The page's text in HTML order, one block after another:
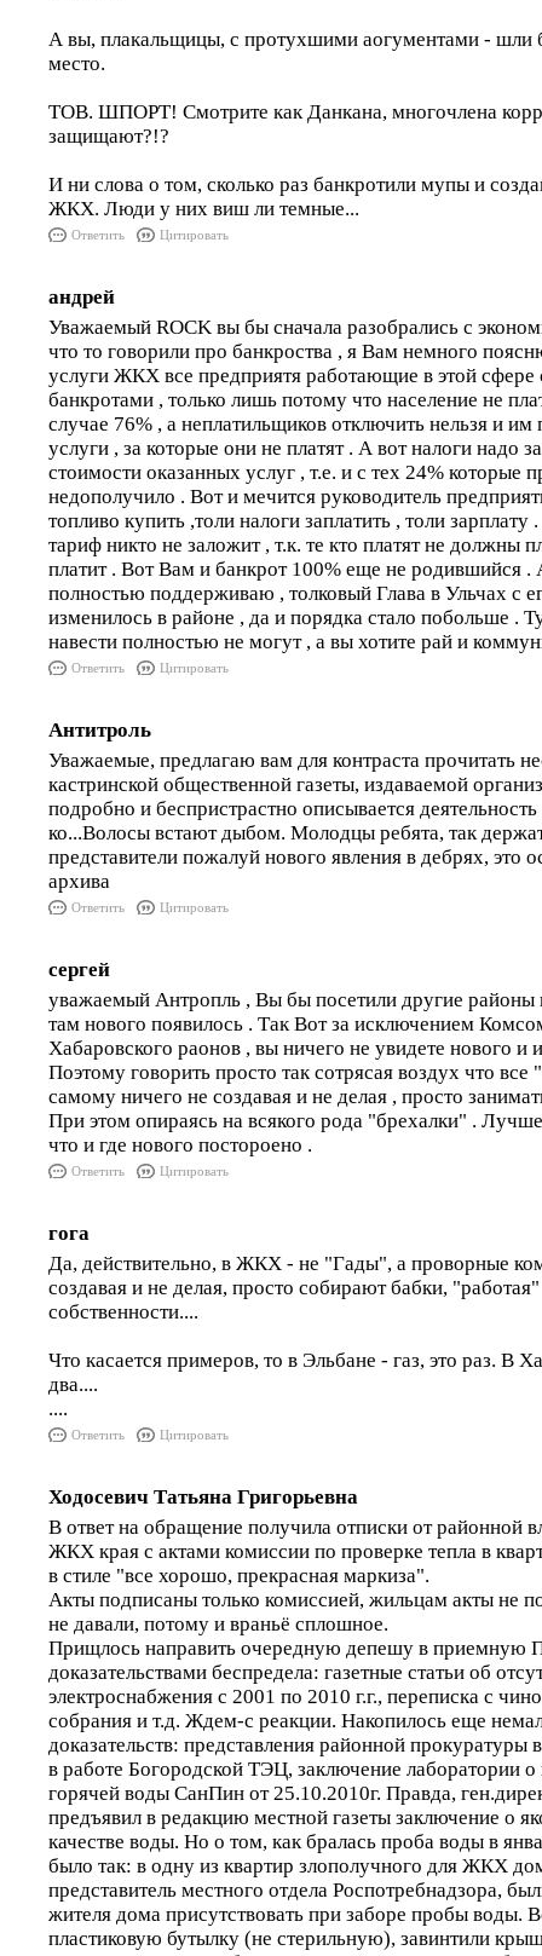
А вы, плакальщицы, с протухшими аогументами - шли
место.
ТОВ. ШПОРТ! Смотрите как Данкана, многочлена
защищают?!?
И ни слова о том, сколько раз банкротили мупы и
ЖКХ. Люди у них виш ли темные...
Ответить Цитировать
андрей
Уважаемый ROCK вы бы сначала разобрались с
что то говорили про банкроства , я Вам немного
услуги ЖКХ все предприятя работающие в этой сфере
банкротами , только лишь потому что население не
случае 76% , а неплатильщиков отключить нельзя и им
услуги , за которые они не платят . А вот налоги надо
стоимости оказанных услуг , т.е. и с тех 24% которые
недополучило . Вот и мечится руководитель
топливо купить ,толи налоги заплатить , толи
тариф никто не заложит , т.к. те кто платят не должны
платит . Вот Вам и банкрот 100% еще не родившийся .
полностью поддерживаю , толковый Глава в Ульчах с
изменилось в районе , да и порядка стало побольше .
навести полностью не могут , а вы хотите рай и
Ответить Цитировать
Антитроль
Уважаемые, предлагаю вам для контраста прочитать
кастринской общественной газеты, издаваемой
подробно и беспристрастно описывается
ко...Волосы встают дыбом. Молодцы ребята, так
представители пожалуй нового явления в дебрях, это
архива
Ответить Цитировать
сергей
уважаемый Антропль , Вы бы посетили другие районы
там нового появилось . Так Вот за исключением
Хабаровского раонов , вы ничего не увидете нового
Поэтому говорить просто так сотрясая воздух что
самому ничего не создавая и не делая , просто
При этом опираясь на всякого рода "брехалки" .
что и где нового постороено .
Ответить Цитировать
гога
Да, действительно, в ЖКХ - не "Гады", а проворные
создавая и не делая, просто собирают бабки,
собственности....
Что касается примеров, то в Эльбане - газ, это раз. В
два....
....
Ответить Цитировать
Ходосевич Татьяна Григорьевна
В ответ на обращение получила отписки от районной
ЖКХ края с актами комиссии по проверке тепла в
в стиле "все хорошо, прекрасная маркиза".
Акты подписаны только комиссией, жильцам акты не
не давали, потому и враньё сплошное.
Прищлось направить очередную депешу в приемную
доказательствами беспредела: газетные статьи об
электроснабжения с 2001 по 2010 г.г., переписка с
собрания и т.д. Ждем-с реакции. Накопилось еще
доказательств: представления районной прокуратуры
в работе Богородской ТЭЦ, заключение лаборатории о
горячей воды СанПин от 25.10.2010г. Правда,
предъявил в редакцию местной газеты заключение о
качестве воды. Но о том, как бралась проба воды в
было так: в одну из квартир злополучного для ЖКХ
представитель местного отдела Роспотребнадзора,
жителя дома присутствовать при заборе пробы воды.
пластиковую бутылку (не стерильную), завинтили